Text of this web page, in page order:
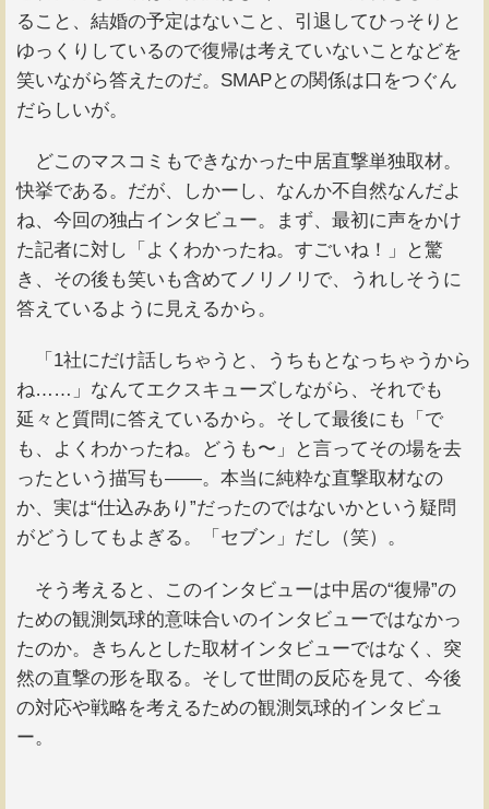
ること、結婚の予定はないこと、引退してひっそりと
ゆっくりしているので復帰は考えていないことなどを
笑いながら答えたのだ。SMAPとの関係は口をつぐん
だらしいが。
どこのマスコミもできなかった中居直撃単独取材。
快挙である。だが、しかーし、なんか不自然なんだよ
ね、今回の独占インタビュー。まず、最初に声をかけ
た記者に対し「よくわかったね。すごいね！」と驚
き、その後も笑いも含めてノリノリで、うれしそうに
答えているように見えるから。
「1社にだけ話しちゃうと、うちもとなっちゃうから
ね……」なんてエクスキューズしながら、それでも
延々と質問に答えているから。そして最後にも「で
も、よくわかったね。どうも〜」と言ってその場を去
ったという描写も――。本当に純粋な直撃取材なの
か、実は“仕込みあり”だったのではないかという疑問
がどうしてもよぎる。「セブン」だし（笑）。
そう考えると、このインタビューは中居の“復帰”の
ための観測気球的意味合いのインタビューではなかっ
たのか。きちんとした取材インタビューではなく、突
然の直撃の形を取る。そして世間の反応を見て、今後
の対応や戦略を考えるための観測気球的インタビュ
ー。